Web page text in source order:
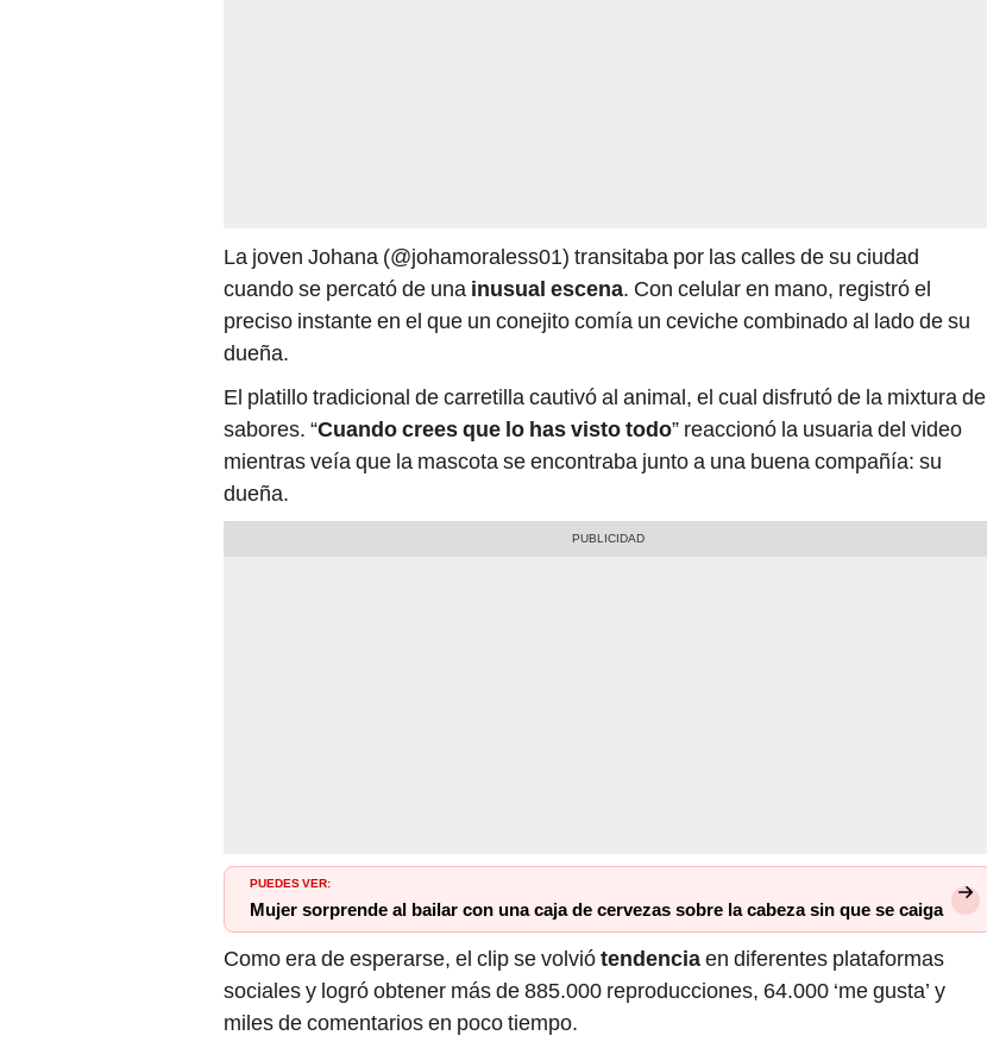
La joven Johana (@johamoraless01) transitaba por las calles de su ciudad
cuando se percató de una inusual escena. Con celular en mano, registró el
preciso instante en el que un conejito comía un ceviche combinado al lado de su
dueña.
El platillo tradicional de carretilla cautivó al animal, el cual disfrutó de la mixtura de
sabores. “Cuando crees que lo has visto todo” reaccionó la usuaria del video
mientras veía que la mascota se encontraba junto a una buena compañía: su
dueña.
PUEDES VER:
Mujer sorprende al bailar con una caja de cervezas sobre la cabeza sin que se caiga
Como era de esperarse, el clip se volviótendenciaen diferentes plataformas
sociales y logró obtener más de 885.000 reproducciones, 64.000 ‘me gusta’ y
miles de comentarios en poco tiempo.